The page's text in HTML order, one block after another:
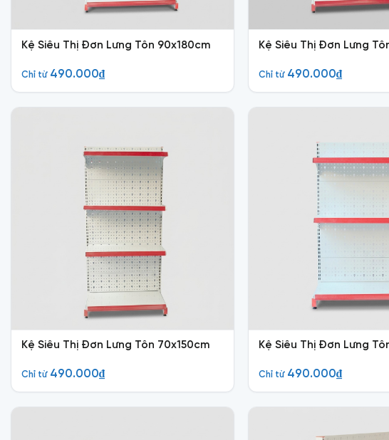
Kệ Siêu Thị Đơn Lưng Tôn 90x180cm
Chỉ từ 490.000₫
Kệ Siêu Thị Đơn Lưng
Chỉ từ 490.000₫
Kệ Siêu Thị Đơn Lưng Tôn 70x150cm
Chỉ từ 490.000₫
Kệ Siêu Thị Đơn Lưng
Chỉ từ 490.000₫